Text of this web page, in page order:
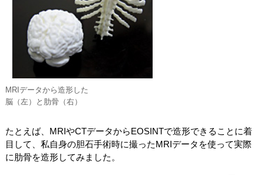
MRIデータから造形した
脳（左）と肋骨（右）
たとえば、MRIやCTデータからEOSINTで造形できることに着
目して、私自身の胆石手術時に撮ったMRIデータを使って実際
に肋骨を造形してみました。